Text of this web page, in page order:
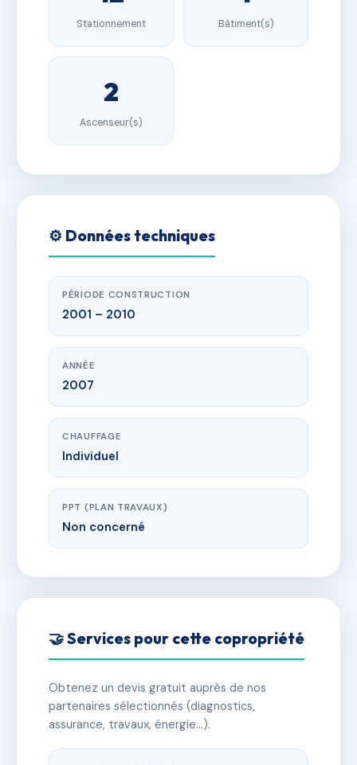
Stationnement Bâtiment(s)
2
Ascenseur(s)
⚙️ Données techniques
PÉRIODE CONSTRUCTION
2001 – 2010
ANNÉE
2007
CHAUFFAGE
Individuel
PPT (PLAN TRAVAUX)
Non concerné
🤝 Services pour cette copropriété
Obtenez un devis gratuit auprès de nos
partenaires sélectionnés (diagnostics,
assurance, travaux, énergie…).